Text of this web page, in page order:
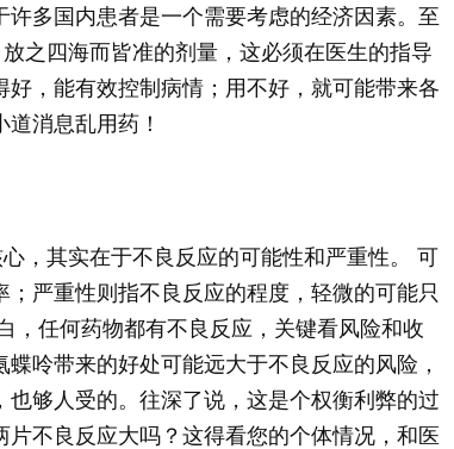
多国内患者是一个需要考虑的经济因素。至
之四海而皆准的剂量，这必须在医生的指导
，能有效控制病情；用不好，就可能带来各
消息乱用药！
，其实在于不良反应的可能性和严重性。 可
严重性则指不良反应的程度，轻微的可能只
，任何药物都有不良反应，关键看风险和收
呤带来的好处可能远大于不良反应的风险，
够人受的。往深了说，这是个权衡利弊的过
不良反应大吗？这得看您的个体情况，和医